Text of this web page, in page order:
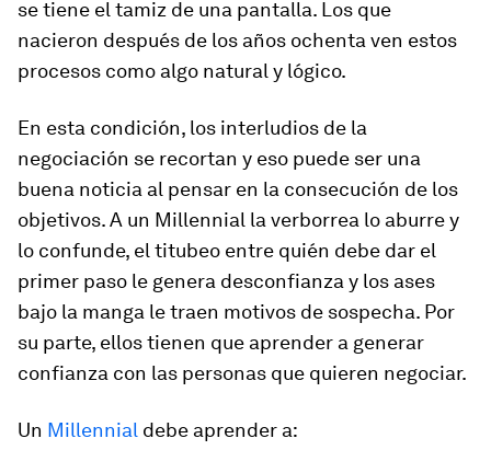
se tiene el tamiz de una pantalla. Los que
nacieron después de los años ochenta ven estos
procesos como algo natural y lógico.
En esta condición, los interludios de la
negociación se recortan y eso puede ser una
buena noticia al pensar en la consecución de los
objetivos. A un Millennial la verborrea lo aburre y
lo confunde, el titubeo entre quién debe dar el
primer paso le genera desconfianza y los ases
bajo la manga le traen motivos de sospecha. Por
su parte, ellos tienen que aprender a generar
confianza con las personas que quieren negociar.
Un Millennial debe aprender a: